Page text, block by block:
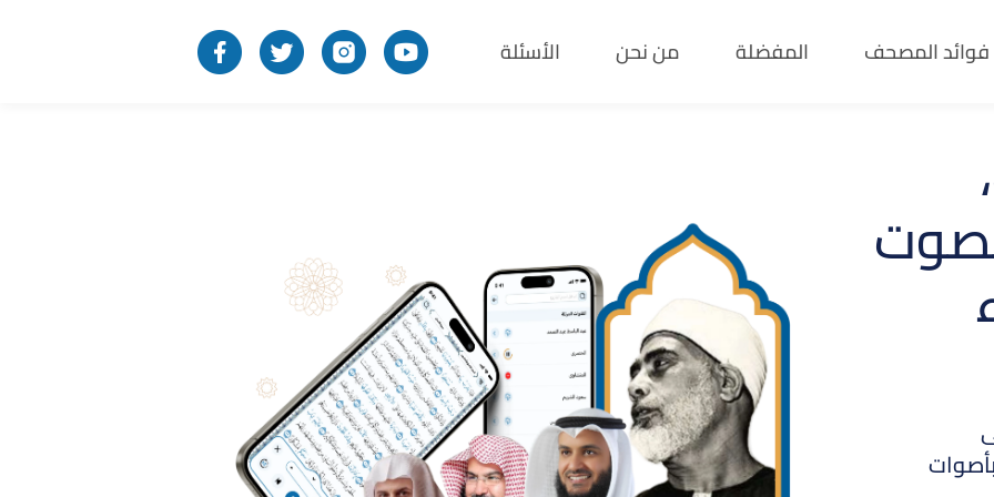
فوائد المصحف المفضلة من نحن الأسئلة